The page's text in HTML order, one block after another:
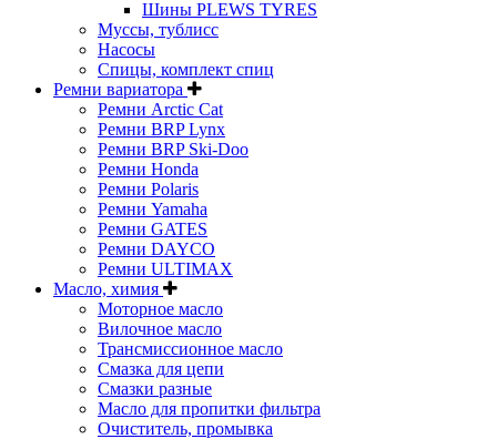
Шины PLEWS TYRES
Муссы, тублисс
Насосы
Спицы, комплект спиц
Ремни вариатора
Ремни Arctic Cat
Ремни BRP Lynx
Ремни BRP Ski-Doo
Ремни Honda
Ремни Polaris
Ремни Yamaha
Ремни GATES
Ремни DAYCO
Ремни ULTIMAX
Масло, химия
Моторное масло
Вилочное масло
Трансмиссионное масло
Смазка для цепи
Смазки разные
Масло для пропитки фильтра
Очиститель, промывка